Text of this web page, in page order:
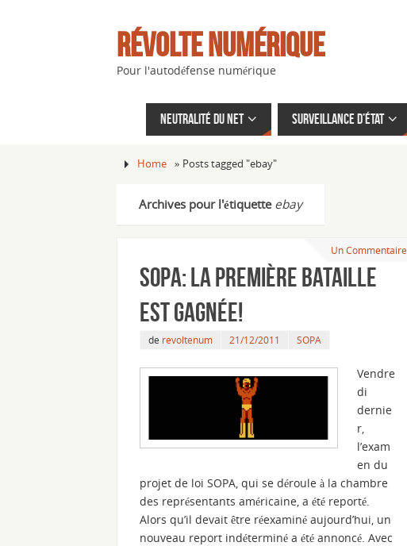
Révolte Numérique
Pour l'autodéfense numérique
Neutralité du net Surveillance d’État
Home » Posts tagged "ebay"
Archives pour l'étiquetteebay
Un Commentaire
SOPA: la première bataille
est gagnée!
de revoltenum 21/12/2011 SOPA
Vendre
di
dernie
r,
l’exam
en du
projet de loi SOPA, qui se déroule à la chambre
des représentants américaine, a été reporté.
Alors qu’il devait être réexaminé aujourd’hui, un
nouveau report indéterminé a été annoncé. Avec